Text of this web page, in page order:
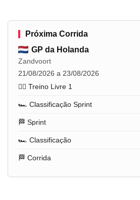
Próxima Corrida
GP da Holanda
Zandvoort
21/08/2026 a 23/08/2026
🏋️‍♂️ Treino Livre 1
🏎️ Classificação Sprint
🏁 Sprint
🏎️ Classificação
🏁 Corrida